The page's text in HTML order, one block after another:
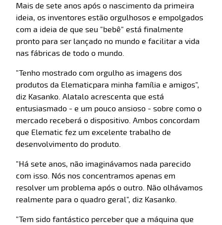
Mais de sete anos após o nascimento da primeira
ideia, os inventores estão orgulhosos e empolgados
com a ideia de que seu "bebê" está finalmente
pronto para ser lançado no mundo e facilitar a vida
nas fábricas de todo o mundo.
"Tenho mostrado com orgulho as imagens dos
produtos da Elematicpara minha família e amigos",
diz Kasanko. Alatalo acrescenta que está
entusiasmado - e um pouco ansioso - sobre como o
mercado receberá o dispositivo. Ambos concordam
que Elematic fez um excelente trabalho de
desenvolvimento do produto.
"Há sete anos, não imaginávamos nada parecido
com isso. Nós nos concentramos apenas em
resolver um problema após o outro. Não olhávamos
realmente para o quadro geral", diz Kasanko.
"Tem sido fantástico perceber que a máquina que